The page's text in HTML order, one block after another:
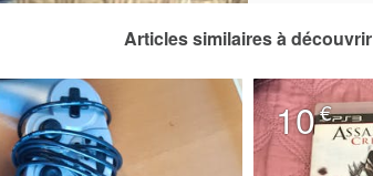
Articles similaires à découvrir
10€